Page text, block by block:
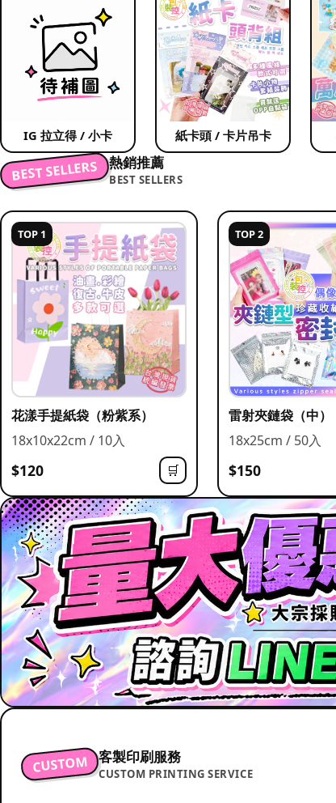
IG 拉立得 / 小卡 紙卡頭 / 卡片吊卡
BEST SELLERS 熱銷推薦
BEST SELLERS
TOP 1
花漾手提紙袋（粉紫系）
18x10x22cm / 10入
$120 🛒
TOP 2
雷射夾鏈袋（中）
18x25cm / 50入
$150
CUSTOM 客製印刷服務
CUSTOM PRINTING SERVICE